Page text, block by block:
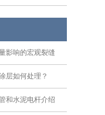
影响的宏观裂缝
层如何处理？
和水泥电杆介绍